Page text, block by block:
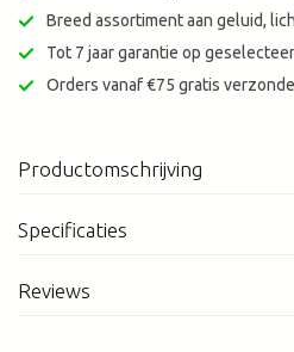
Breed assortiment aan geluid,
Tot 7 jaar garantie op
Orders vanaf €75 gratis
Productomschrijving
Specificaties
Reviews